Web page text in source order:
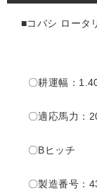
■コバシ ロータ
〇耕運幅：
〇適応馬力：
〇Bヒッチ
〇製造番号：